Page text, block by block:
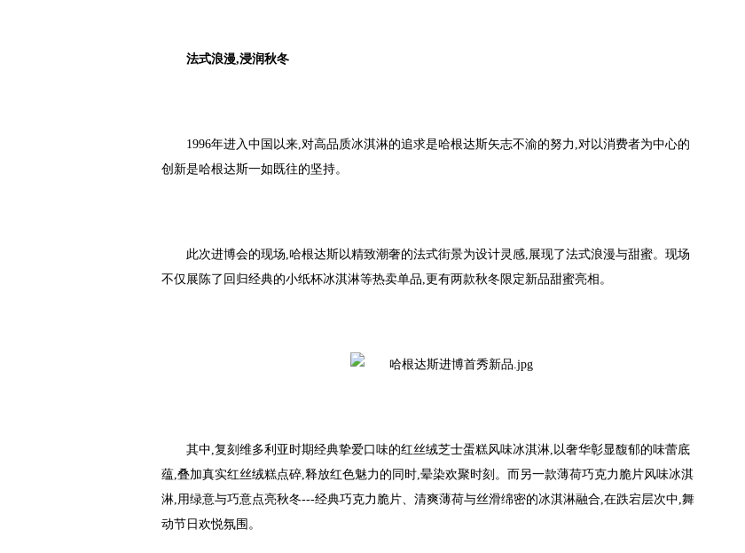
法式浪漫,浸润秋冬
1996年进入中国以来,对高品质冰淇淋的追求是哈根达斯矢志不渝的努力,对以消费者为中心的
创新是哈根达斯一如既往的坚持。
此次进博会的现场,哈根达斯以精致潮奢的法式街景为设计灵感,展现了法式浪漫与甜蜜。现场
不仅展陈了回归经典的小纸杯冰淇淋等热卖单品,更有两款秋冬限定新品甜蜜亮相。
其中,复刻维多利亚时期经典挚爱口味的红丝绒芝士蛋糕风味冰淇淋,以奢华彰显馥郁的味蕾底
蕴,叠加真实红丝绒糕点碎,释放红色魅力的同时,晕染欢聚时刻。而另一款薄荷巧克力脆片风味冰淇
淋,用绿意与巧意点亮秋冬---经典巧克力脆片、清爽薄荷与丝滑绵密的冰淇淋融合,在跌宕层次中,舞
动节日欢悦氛围。